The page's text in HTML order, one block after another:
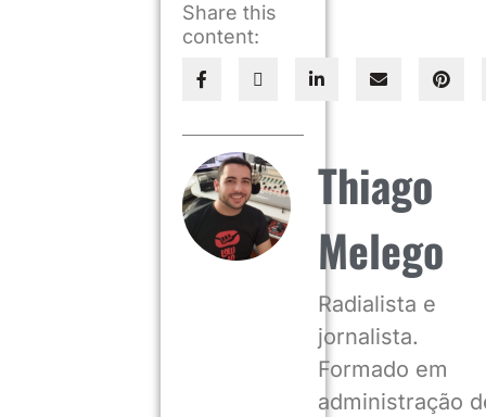
Share this
content:
Thiago
Melego
Radialista e
jornalista.
Formado em
administração